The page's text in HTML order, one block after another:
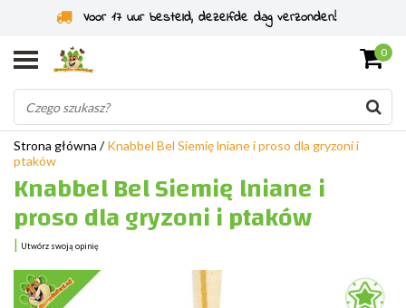
Specjaliści od gryzoni od 2011 roku
0
Strona główna /Knabbel Bel Siemię lniane i proso dla gryzoni i
ptaków
Knabbel Bel Siemię lniane i
proso dla gryzoni i ptaków
| Utwórz swoją opinię